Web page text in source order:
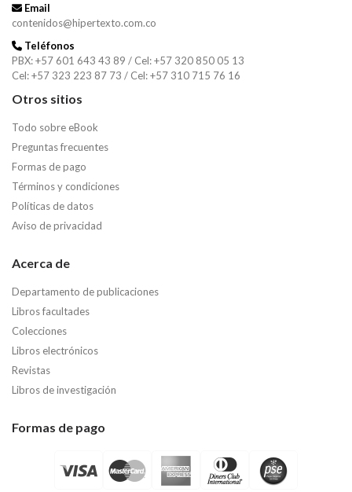
Email
contenidos@hipertexto.com.co
Teléfonos
PBX: +57 601 643 43 89 / Cel: +57 320 850 05 13
Cel: +57 323 223 87 73 / Cel: +57 310 715 76 16
Otros sitios
Todo sobre eBook
Preguntas frecuentes
Formas de pago
Términos y condiciones
Políticas de datos
Aviso de privacidad
Acerca de
Departamento de publicaciones
Libros facultades
Colecciones
Libros electrónicos
Revistas
Libros de investigación
Formas de pago